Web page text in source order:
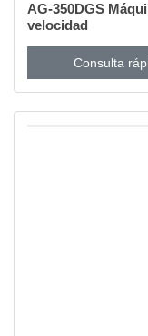
AG-350DGS
velocidad
Consulta